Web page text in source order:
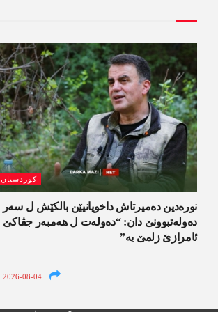
کوردستان
نورەدین دەمیرتاش داخویانیێن بالکێش ل سەر
دەولەتبوونێ دان: “دەولەت ل ھەمبەر جڤاکێ
ئامرازێ زلمێ یە”
2026-08-04